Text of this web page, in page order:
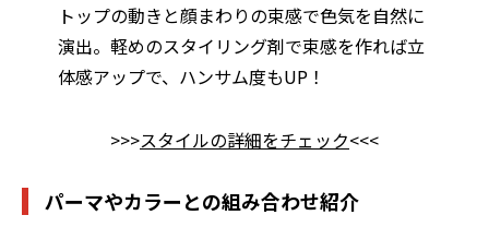
トップの動きと顔まわりの束感で色気を自然に
演出。軽めのスタイリング剤で束感を作れば立
体感アップで、ハンサム度もUP！
>>>スタイルの詳細をチェック<<<
パーマやカラーとの組み合わせ紹介